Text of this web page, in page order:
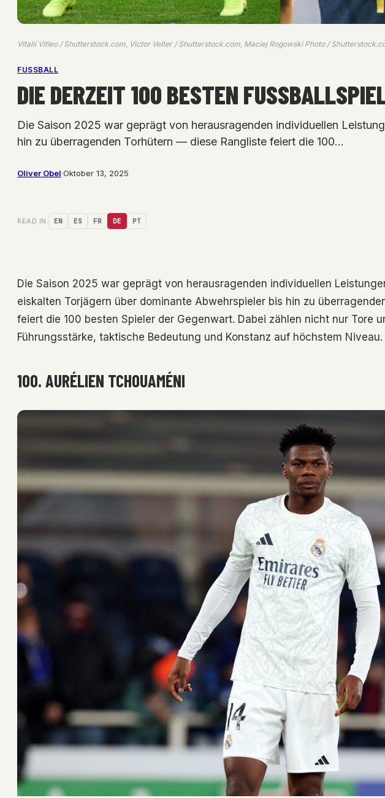
Vitalii Vitleo / Shutterstock.com, Victor Velter / Shutterstock.com, Maciej Rogowski Photo /
FUSSBALL
DIE DERZEIT 100 BESTEN
Die Saison 2025 war geprägt von herausragenden individuellen
hin zu überragenden Torhütern — diese Rangliste feiert die 100…
Oliver Obel·Oktober 13, 2025
READ IN: EN ES FR DE PT
Die Saison 2025 war geprägt von herausragenden individuellen
eiskalten Torjägern über dominante Abwehrspieler bis hin zu
feiert die 100 besten Spieler der Gegenwart. Dabei zählen nicht nur Tore
Führungsstärke, taktische Bedeutung und Konstanz auf höchstem Niveau.
100. AURÉLIEN TCHOUAMÉNI